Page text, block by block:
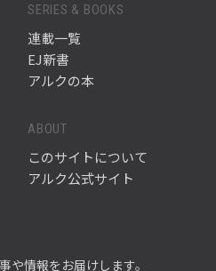
SERIES & BOOKS
連載一覧
EJ新書
アルクの本
ABOUT
このサイトについて
アルク公式サイト
や情報をお届けします。